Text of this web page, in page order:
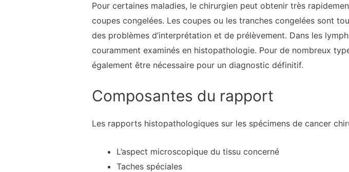
Pour certaines maladies, le chirurgien peut obtenir très
coupes congelées. Les coupes ou les tranches congelées sont
des problèmes d’interprétation et de prélèvement. Dans les
couramment examinés en histopathologie. Pour de nombreux
également être nécessaire pour un diagnostic définitif.
Composantes du rapport
Les rapports histopathologiques sur les spécimens de cancer
L’aspect microscopique du tissu concerné
Taches spéciales